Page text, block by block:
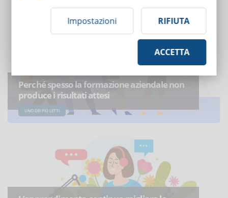
Perché spesso la formazione aziendale non
produce i risultati attesi
UNO DEI PIÙ LETTI
Impostazioni RIFIUTA
ACCETTA